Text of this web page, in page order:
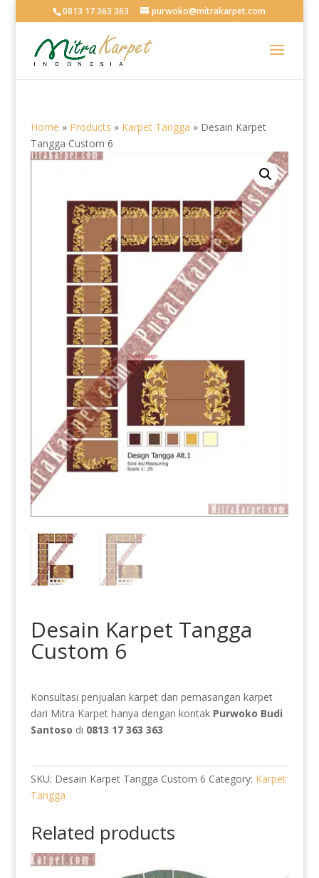
0813 17 363 363 purwoko@mitrakarpet.com
Home » Products » Karpet Tangga » Desain Karpet
Tangga Custom 6
Desain Karpet Tangga
Custom 6
Konsultasi penjualan karpet dan pemasangan karpet
dari Mitra Karpet hanya dengan kontak Purwoko Budi
Santoso di 0813 17 363 363
SKU: Desain Karpet Tangga Custom 6 Category: Karpet
Tangga
Related products